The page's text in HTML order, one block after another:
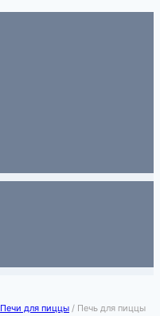
Печи для пиццы / Печь для пиццы